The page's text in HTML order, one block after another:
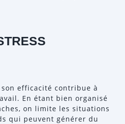
efficacité contribue à
En étant bien organisé
on limite les situations
qui peuvent générer du